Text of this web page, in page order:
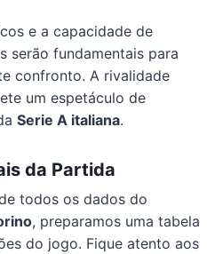
e a capacidade de
serão fundamentais para
confronto. A rivalidade
um espetáculo de
Serie A italiana.
da Partida
todos os dados do
, preparamos uma tabela
do jogo. Fique atento aos